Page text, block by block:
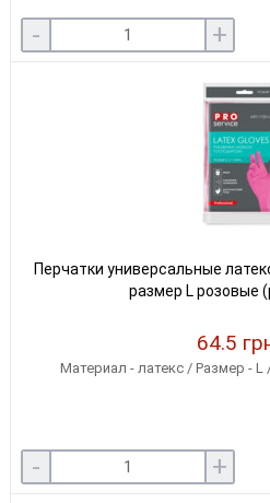
- +
Перчатки универсальные
размер L розовые
64.5
Материал - латекс / Размер -
- +